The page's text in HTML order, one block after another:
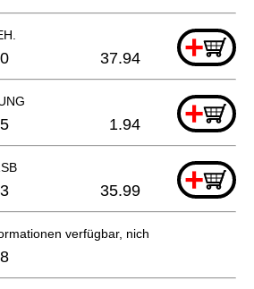
+
37.94
+
1.94
+
35.99
verfügbar, nicht bestellbar